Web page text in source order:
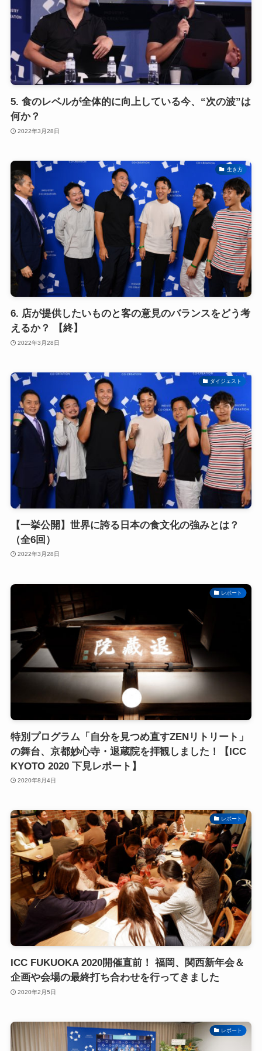
5. 食のレベルが全体的に向上している今、“次の波”は
何か？
2022年3月28日
生き方
6. 店が提供したいものと客の意見のバランスをどう考
えるか？ 【終】
2022年3月28日
ダイジェスト
【一挙公開】世界に誇る日本の食文化の強みとは？
（全6回）
2022年3月28日
レポート
特別プログラム「自分を見つめ直すZENリトリート」
の舞台、京都妙心寺・退蔵院を拝観しました！【ICC
KYOTO 2020 下見レポート】
2020年8月4日
レポート
ICC FUKUOKA 2020開催直前！ 福岡、関西新年会＆
企画や会場の最終打ち合わせを行ってきました
2020年2月5日
レポート